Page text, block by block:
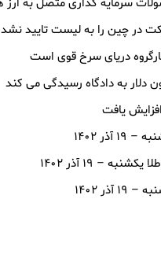
سرمایه ‌گذاری متصل به ارز های
دریای سرخ قوی است
یافت
۱۴۰۲
– ۱۹ آذر ۱۴۰۲
۱۴۰۲